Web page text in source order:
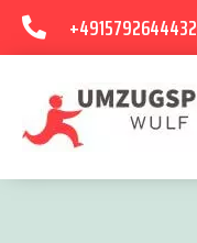
+4915792644432